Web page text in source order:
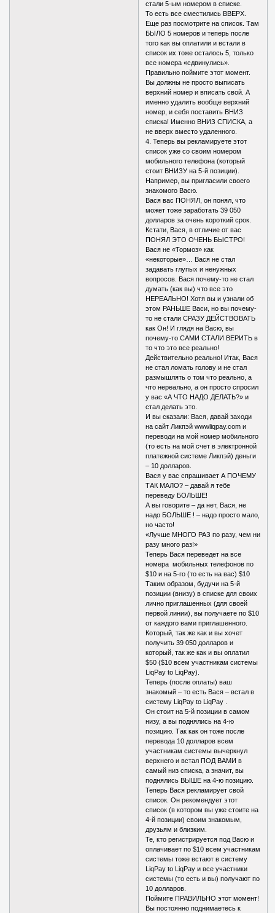
стали 5-ым номером в списке.
То есть все сместились ВВЕРХ.
Еще раз посмотрите на список. Там
БЫЛО 5 номеров и теперь после
того как вы оплатили и встали в
список их тоже осталось 5, только
все номера «сдвинулись».
Правильно поймите этот момент.
Вы должны не просто выписать
верхний номер и вписать свой. А
именно удалить вообще верхний
номер, и себя поставить ВНИЗ
списка! Именно ВНИЗ СПИСКА, а
не вверх вместо удаленного.
4. Теперь вы рекламируете этот
список уже со своим номером
мобильного телефона (который
стоит ВНИЗУ на 5-й позиции).
Например, вы пригласили своего
знакомого Васю.
Вася вас ПОНЯЛ, он понял, что
может тоже заработать 39 050
долларов за очень короткий срок.
Кстати, Вася, в отличие от вас
ПОНЯЛ ЭТО ОЧЕНЬ БЫСТРО!
Вася не «Тормоз» как
«некоторые»… Вася не стал
задавать глупых и ненужных
вопросов. Вася почему-то не стал
думать (как вы) что все это
НЕРЕАЛЬНО! Хотя вы и узнали об
этом РАНЬШЕ Васи, но вы почему-
то не стали СРАЗУ ДЕЙСТВОВАТЬ
как Он! И глядя на Васю, вы
почему-то САМИ СТАЛИ ВЕРИТЬ в
то что это все реально!
Действительно реально! Итак, Вася
не стал ломать голову и не стал
размышлять о том что реально, а
что нереально, а он просто спросил
у вас «А ЧТО НАДО ДЕЛАТЬ?» и
стал делать это.
И вы сказали: Вася, давай заходи
на сайт Ликпэй wwwliqpay.com и
переводи на мой номер мобильного
(то есть на мой счет в электронной
платежной системе Ликпэй) деньги
– 10 долларов.
Вася у вас спрашивает А ПОЧЕМУ
ТАК МАЛО? – давай я тебе
переведу БОЛЬШЕ!
А вы говорите – да нет, Вася, не
надо БОЛЬШЕ ! – надо просто мало,
но часто!
«Лучше МНОГО РАЗ по разу, чем ни
разу много раз!»
Теперь Вася переведет на все
номера мобильных телефонов по
$10 и на 5-го (то есть на вас) $10
Таким образом, будучи на 5-й
позиции (внизу) в списке для своих
лично приглашенных (для своей
первой линии), вы получаете по $10
от каждого вами приглашенного.
Который, так же как и вы хочет
получить 39 050 долларов и
который, так же как и вы оплатил
$50 ($10 всем участникам системы
LiqPay to LiqPay).
Теперь (после оплаты) ваш
знакомый – то есть Вася – встал в
систему LiqPay to LiqPay .
Он стоит на 5-й позиции в самом
низу, а вы поднялись на 4-ю
позицию. Так как он тоже после
перевода 10 долларов всем
участникам системы вычеркнул
верхнего и встал ПОД ВАМИ в
самый низ списка, а значит, вы
поднялись ВЫШЕ на 4-ю позицию.
Теперь Вася рекламирует свой
список. Он рекомендует этот
список (в котором вы уже стоите на
4-й позиции) своим знакомым,
друзьям и близким.
Те, кто регистрируется под Васю и
оплачивает по $10 всем участникам
системы тоже встают в систему
LiqPay to LiqPay и все участники
системы (то есть и вы) получают по
10 долларов.
Поймите ПРАВИЛЬНО этот момент!
Вы постоянно поднимаетесь к